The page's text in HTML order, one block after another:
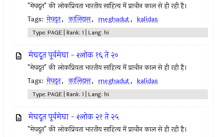
"मेघदूत" की लोकप्रियता भारतीय साहित्य में प्राचीन काल से ही रही है।
Tags: मेघदूत, कालिदास, meghadut, kalidas
Type: PAGE | Rank: 1 | Lang: hi
मेघदूत पूर्वमेघा - श्लोक १६ ते २०
"मेघदूत" की लोकप्रियता भारतीय साहित्य में प्राचीन काल से ही रही है।
Tags: मेघदूत, कालिदास, meghadut, kalidas
Type: PAGE | Rank: 1 | Lang: hi
मेघदूत पूर्वमेघा - श्लोक २१ ते २५
"मेघदूत" की लोकप्रियता भारतीय साहित्य में प्राचीन काल से ही रही है।